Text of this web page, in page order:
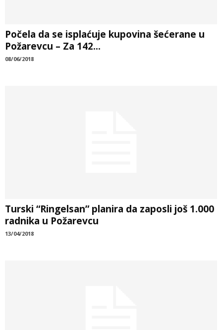
Počela da se isplaćuje kupovina šećerane u
Požarevcu – Za 142...
08/06/2018
Turski “Ringelsan” planira da zaposli još 1.000
radnika u Požarevcu
13/04/2018